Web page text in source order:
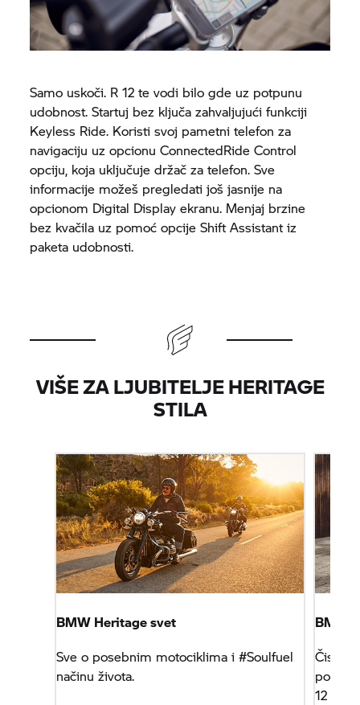
Samo uskoči. R 12 te vodi bilo gde uz potpunu
udobnost. Startuj bez ključa zahvaljujući funkciji
Keyless Ride. Koristi svoj pametni telefon za
navigaciju uz opcionu ConnectedRide Control
opciju, koja uključuje držač za telefon. Sve
informacije možeš pregledati još jasnije na
opcionom Digital Display ekranu. Menjaj brzine
bez kvačila uz pomoć opcije Shift Assistant iz
paketa udobnosti.
VIŠE ZA LJUBITELJE HERITAGE
STILA
BMW Heritage svet
Sve o posebnim motociklima i #Soulfuel
načinu života.
BMW
Čista
12